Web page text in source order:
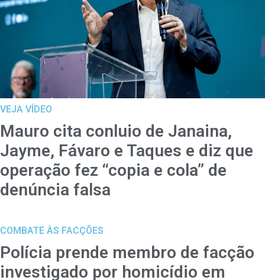
VEJA VÍDEO
Mauro cita conluio de Janaina,
Jayme, Fávaro e Taques e diz que
operação fez “copia e cola” de
denúncia falsa
COMBATE ÀS FACÇÕES
Polícia prende membro de facção
investigado por homicídio em